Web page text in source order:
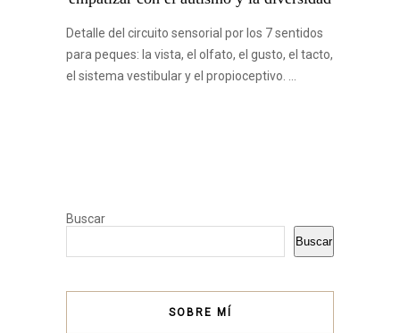
Detalle del circuito sensorial por los 7 sentidos
para peques: la vista, el olfato, el gusto, el tacto,
el sistema vestibular y el propioceptivo. …
Buscar
Buscar
SOBRE MÍ